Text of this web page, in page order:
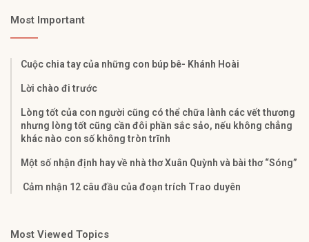
Most Important
Cuộc chia tay của những con búp bê- Khánh Hoài
Lời chào đi trước
Lòng tốt của con người cũng có thể chữa lành các vết thương
nhưng lòng tốt cũng cần đôi phần sắc sảo, nếu không chẳng
khác nào con số không tròn trĩnh
Một số nhận định hay về nhà thơ Xuân Quỳnh và bài thơ “Sóng”
Cảm nhận 12 câu đầu của đoạn trích Trao duyên
Most Viewed Topics